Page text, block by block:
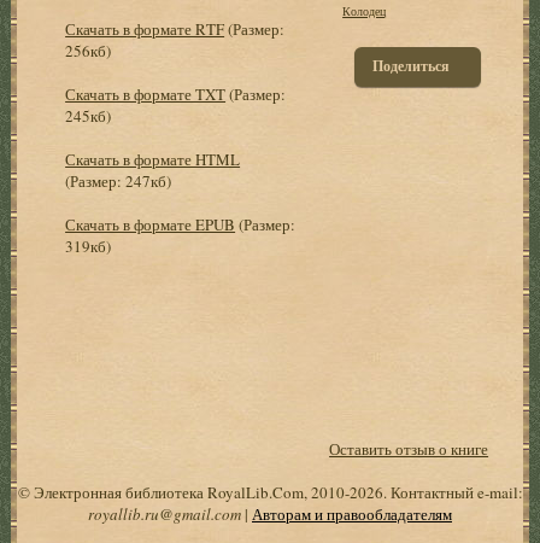
Скачать в формате RTF(Размер:
256кб)
Скачать в формате TXT(Размер:
245кб)
Скачать в формате HTML
(Размер: 247кб)
Скачать в формате EPUB (Размер:
319кб)
Колодец
Поделиться
Оставить отзыв о книге
© Электронная библиотека RoyalLib.Com, 2010-2026. Контактный e-mail:
royallib.ru@gmail.com| Авторам и правообладателям